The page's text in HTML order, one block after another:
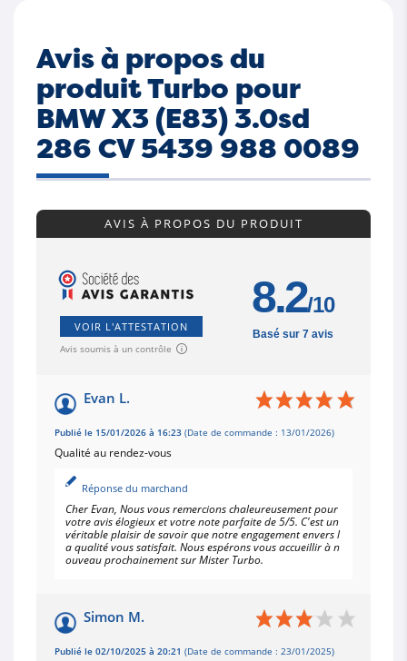
Avis à propos du
produit Turbo pour
BMW X3 (E83) 3.0sd
286 CV 5439 988 0089
AVIS À PROPOS DU PRODUIT
VOIR L'ATTESTATION
Avis soumis à un contrôle
8.2/10
Basé sur 7 avis
Evan L.
Publié le 15/01/2026 à 16:23 (Date de commande : 13/01/2026)
Qualité au rendez-vous
Réponse du marchand
Cher Evan, Nous vous remercions chaleureusement pour
votre avis élogieux et votre note parfaite de 5/5. C'est un
véritable plaisir de savoir que notre engagement envers l
a qualité vous satisfait. Nous espérons vous accueillir à n
ouveau prochainement sur Mister Turbo.
Simon M.
Publié le 02/10/2025 à 20:21 (Date de commande : 23/01/2025)